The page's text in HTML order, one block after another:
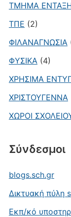
ΤΜΗΜΑ
ΤΠΕ (2)
ΦΙΛΑΝΑΓΝΩΣΙΑ
ΦΥΣΙΚΑ(4)
ΧΡΗΣΙΜΑ
ΧΡΙΣΤΟΥΓΕΝΝΑ
ΧΩΡΟΙ
Σύνδεσμοι
blogs.sch.gr
Δικτυακή πύλη
Εκπ/κό